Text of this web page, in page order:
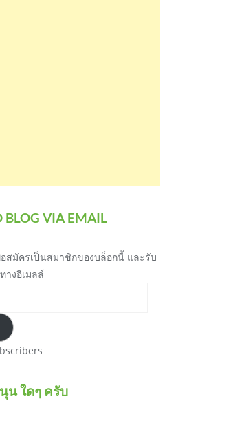
BLOG VIA EMAIL
สมัครเป็นสมาชิกของบล็อกนี้ และรับ
างอีเมลล์
น ใดๆ ครับ